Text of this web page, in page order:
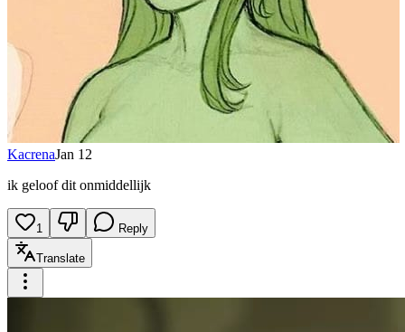
KacrenaJan 12
ik geloof dit onmiddellijk
1 Reply
Translate